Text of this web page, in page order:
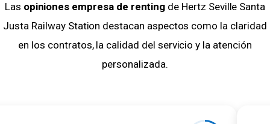
Las opiniones empresa de renting de Hertz Seville Santa
Justa Railway Station destacan aspectos como la claridad
en los contratos, la calidad del servicio y la atención
personalizada.